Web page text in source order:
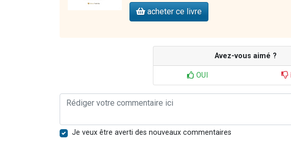
acheter ce livre
Avez-vous aimé ?
OUI
Je veux être averti des nouveaux commentaires